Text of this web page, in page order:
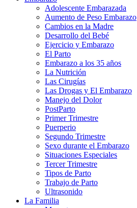
Adolescente Embarazada
Aumento de Peso Embarazo
Cambios en la Madre
Desarrollo del Bebé
Ejercicio y Embarazo
El Parto
Embarazo a los 35 años
La Nutrición
Las Cirugías
Las Drogas y El Embarazo
Manejo del Dolor
PostParto
Primer Trimestre
Puerperio
Segundo Trimestre
Sexo durante el Embarazo
Situaciones Especiales
Tercer Trimestre
Tipos de Parto
Trabajo de Parto
Ultrasonido
La Familia